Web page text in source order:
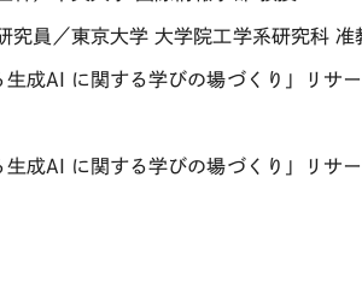
／東京大学 大学院工学系研究科 准
成AI に関する学びの場づくり」リサ
生成AI に関する学びの場づくり」リサ